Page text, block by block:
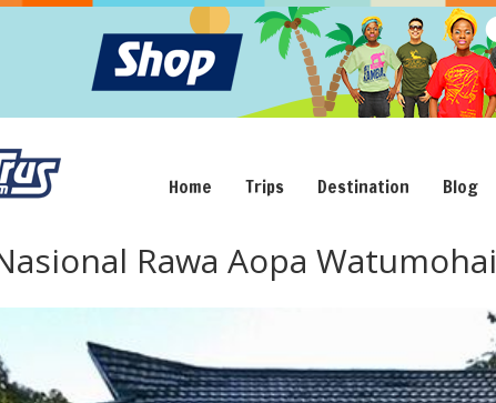
Home Trips Destination Blog
Rawa Aopa Watumohai